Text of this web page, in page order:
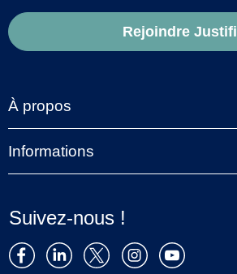
Rejoindre
À propos
Informations
Suivez-nous !